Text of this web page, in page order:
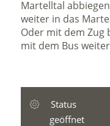
Martelltal
weiter in das
Oder mit dem Zug
mit dem Bus
Status
geöffnet